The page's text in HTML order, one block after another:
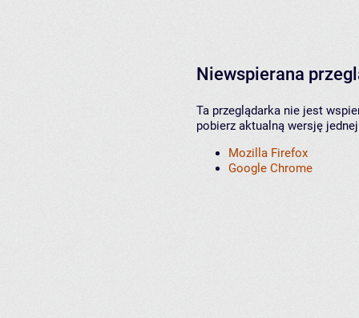
Niewspierana
Ta przeglądarka nie jest
pobierz aktualną wersję
Mozilla Firefox
Google Chrome